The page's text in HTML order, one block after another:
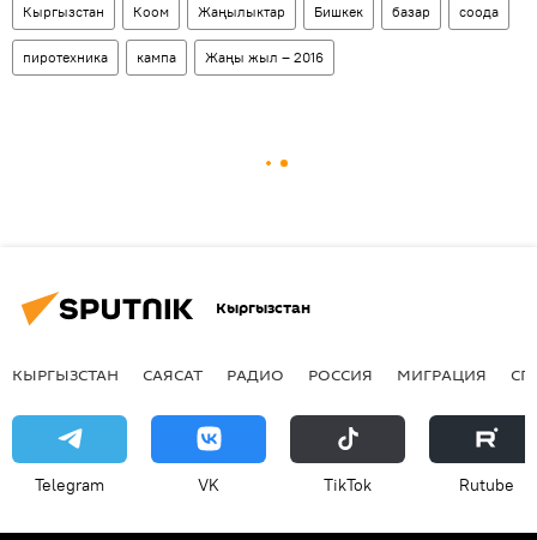
Кыргызстан Коом Жаңылыктар Бишкек базар соода
пиротехника кампа Жаңы жыл – 2016
Кыргызстан
КЫРГЫЗСТАН САЯСАТ РАДИО РОССИЯ МИГРАЦИЯ
Telegram VK ТikТоk Rutube